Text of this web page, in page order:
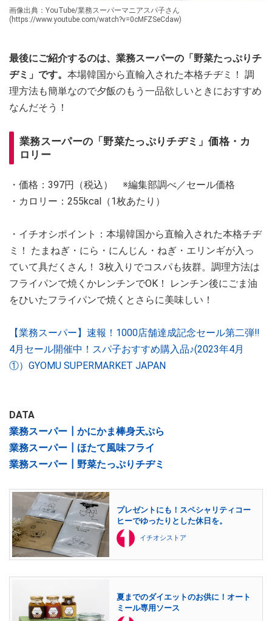
画像出典：YouTube/業務スーパーマニアスパ子さん
(https://www.youtube.com/watch?v=0cMFZSeCdaw)
最後にご紹介するのは、業務スーパーの「野菜たっぷりチ
ヂミ」です。 本場韓国から直輸入された本格チヂミ！ 調
理方法も簡単なので夕飯のもう一品欲しいときにおすすめ
なんだそう！
業務スーパーの「野菜たっぷりチヂミ」価格・カ
ロリー
・価格：397円（税込） ※編集部調べ／セール価格
・カロリー：255kcal（1枚あたり）
・イチオシポイント：本場韓国から直輸入された本格チヂ
ミ！ たまねぎ・にら・にんじん・ねぎ・エリンギが入っ
ていて具だくさん！ 3枚入りでコスパも抜群。調理方法は
フライパンで焼くかレンチンでOK！ レンチン後にごま油
をひいたフライパンで焼くとさらに美味しい！
【業務スーパー】速報！1000店舗達成記念セール第二弾‼
4月セール開催中！スパ子おすすめ購入品♪(2023年4月
①）GYOMU SUPERMARKET JAPAN
DATA
業務スーパー┃かにかま棒身天ぷら
業務スーパー┃ほたて風味フライ
業務スーパー┃野菜たっぷりチヂミ
プレゼントにも！スペシャリティコー
ヒーでゆったりとした休日を。
イチオシストア
夏までのダイエットのお供に！オート
ミール専用ソース